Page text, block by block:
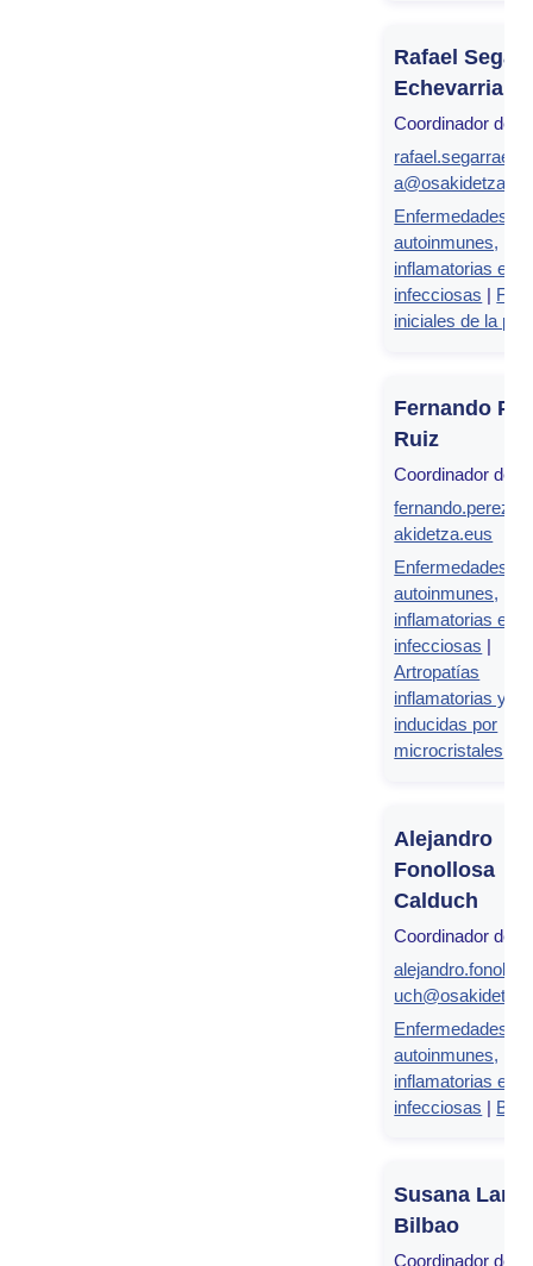
Rafael
Echevarria
Coordinador de
Enfermedades
autoinmunes,
inflamatorias e
infecciosas |
iniciales de la
Fernando
Ruiz
Coordinador de
akidetza.eus
Enfermedades
autoinmunes,
inflamatorias e
infecciosas
Artropatías
inflamatorias y
inducidas por
microcristales
Alejandro
Fonollosa
Calduch
Coordinador de
Enfermedades
autoinmunes,
inflamatorias e
infecciosas |
Susana
Bilbao
Coordinador de